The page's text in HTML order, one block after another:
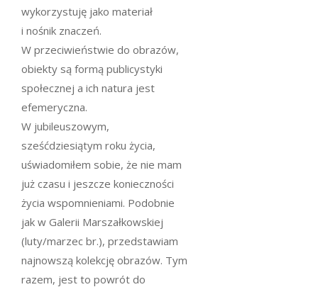
wykorzystuję jako materiał
i nośnik znaczeń.
W przeciwieństwie do obrazów,
obiekty są formą publicystyki
społecznej a ich natura jest
efemeryczna.
W jubileuszowym,
sześćdziesiątym roku życia,
uświadomiłem sobie, że nie mam
już czasu i jeszcze konieczności
życia wspomnieniami. Podobnie
jak w Galerii Marszałkowskiej
(luty/marzec br.), przedstawiam
najnowszą kolekcję obrazów. Tym
razem, jest to powrót do